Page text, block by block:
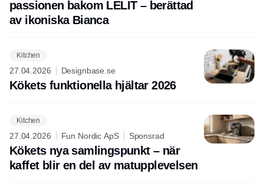
passionen bakom LELIT – berättad
av ikoniska Bianca
Kitchen
27.04.2026 Designbase.se
Kökets funktionella hjältar 2026
Kitchen
27.04.2026 Fun Nordic ApS Sponsrad
Kökets nya samlingspunkt – när
kaffet blir en del av matupplevelsen